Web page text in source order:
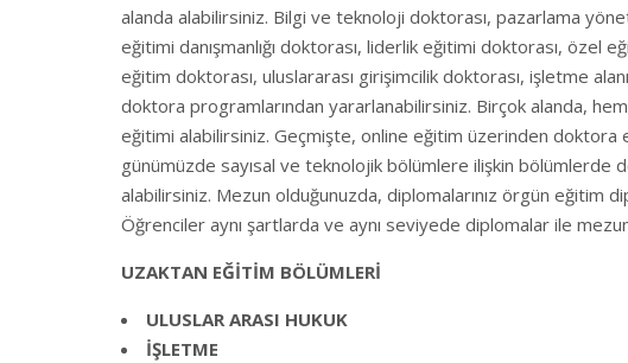
alanda alabilirsiniz. Bilgi ve teknoloji doktorası, pazarlama
eğitimi danışmanlığı doktorası, liderlik eğitimi doktorası, özel
eğitim doktorası, uluslararası girişimcilik doktorası, işletme
doktora programlarından yararlanabilirsiniz. Birçok alanda,
eğitimi alabilirsiniz. Geçmişte, online eğitim üzerinden
günümüzde sayısal ve teknolojik bölümlere ilişkin
alabilirsiniz. Mezun olduğunuzda, diplomalarınız örgün eğitim
Öğrenciler aynı şartlarda ve aynı seviyede diplomalar ile
UZAKTAN EĞİTİM BÖLÜMLERİ
ULUSLAR ARASI HUKUK
İŞLETME